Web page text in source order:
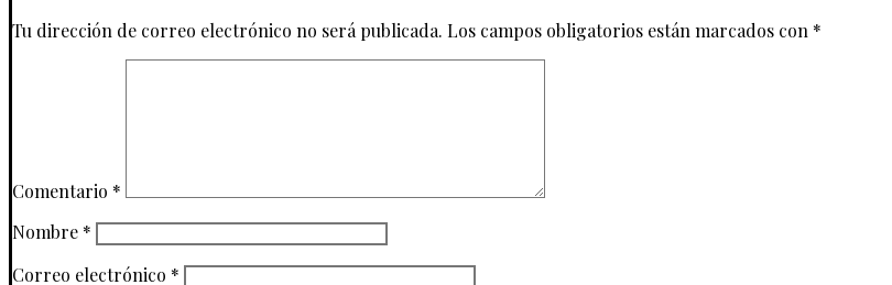
Tu dirección de correo electrónico no será publicada. Los campos obligatorios están marcados con *
Comentario *
Nombre *
Correo electrónico *